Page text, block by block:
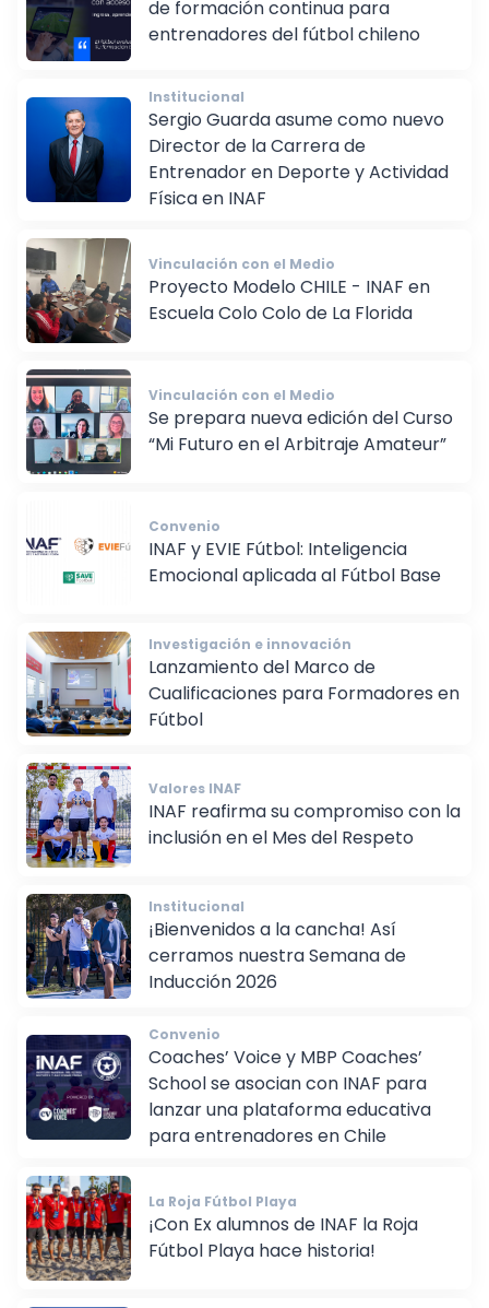
de formación continua para
entrenadores del fútbol chileno
Institucional
Sergio Guarda asume como nuevo
Director de la Carrera de
Entrenador en Deporte y Actividad
Física en INAF
Vinculación con el Medio
Proyecto Modelo CHILE - INAF en
Escuela Colo Colo de La Florida
Vinculación con el Medio
Se prepara nueva edición del Curso
“Mi Futuro en el Arbitraje Amateur”
Convenio
INAF y EVIE Fútbol: Inteligencia
Emocional aplicada al Fútbol Base
Investigación e innovación
Lanzamiento del Marco de
Cualificaciones para Formadores en
Fútbol
Valores INAF
INAF reafirma su compromiso con la
inclusión en el Mes del Respeto
Institucional
¡Bienvenidos a la cancha! Así
cerramos nuestra Semana de
Inducción 2026
Convenio
Coaches’ Voice y MBP Coaches’
School se asocian con INAF para
lanzar una plataforma educativa
para entrenadores en Chile
La Roja Fútbol Playa
¡Con Ex alumnos de INAF la Roja
Fútbol Playa hace historia!